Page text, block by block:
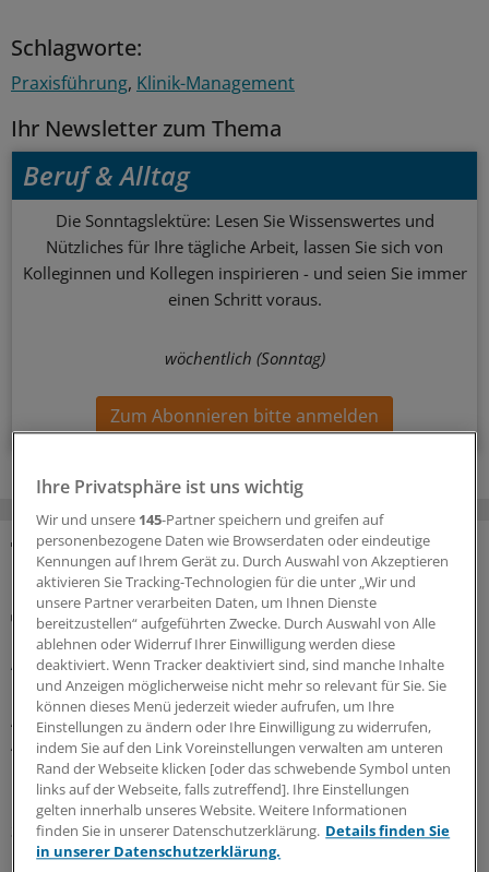
Schlagworte:
Praxisführung Klinik-Management
Ihr Newsletter zum Thema
Beruf & Alltag
Die Sonntagslektüre: Lesen Sie Wissenswertes und
Nützliches für Ihre tägliche Arbeit, lassen Sie sich von
Kolleginnen und Kollegen inspirieren - und seien Sie immer
einen Schritt voraus.
wöchentlich (Sonntag)
Zum Abonnieren bitte anmelden
MEHR ZUM THEMA
Gesundheitsbezogene Testlogos
Bundesgerichtshof zu Focus-Ärztesiegeln: Für
Ärzterankings gelten strenge Maßstäbe
Der Bundesgerichtshof verschärft Anforderungen an
Ärztesiegel: Focus-Auszeichnungen müssten
Aussagekraft und Grenzen des Rankings klar erkennen
lassen. Das OLG muss nun erneut prüfen, ob
Irreführung vorliegt.
30.07.2026
Ihre Privatsphäre ist uns wichtig
Wir und unsere 145-Partner speichern und greifen auf
personenbezogene Daten wie Browserdaten oder eindeutige
Kennungen auf Ihrem Gerät zu. Durch Auswahl von Akzeptieren
aktivieren Sie Tracking-Technologien für die unter „Wir und
unsere Partner verarbeiten Daten, um Ihnen Dienste
bereitzustellen“ aufgeführten Zwecke. Durch Auswahl von Alle
ablehnen oder Widerruf Ihrer Einwilligung werden diese
deaktiviert. Wenn Tracker deaktiviert sind, sind manche Inhalte
und Anzeigen möglicherweise nicht mehr so relevant für Sie. Sie
können dieses Menü jederzeit wieder aufrufen, um Ihre
Einstellungen zu ändern oder Ihre Einwilligung zu widerrufen,
indem Sie auf den Link Voreinstellungen verwalten am unteren
Rand der Webseite klicken [oder das schwebende Symbol unten
links auf der Webseite, falls zutreffend]. Ihre Einstellungen
gelten innerhalb unseres Website. Weitere Informationen
finden Sie in unserer Datenschutzerklärung. Details finden Sie
in unserer Datenschutzerklärung.